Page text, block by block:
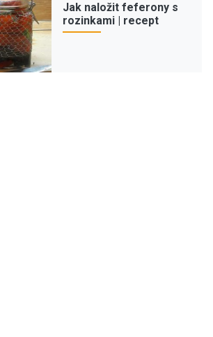
Jak naložit feferony s
rozinkami | recept